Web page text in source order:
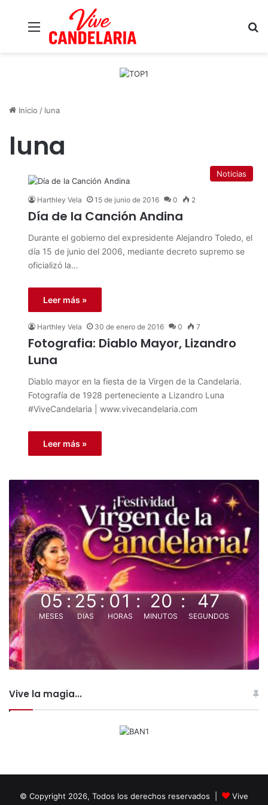
Inicio / luna
luna
Noticias
Harthley Vela 15 de junio de 2016 0 2
Día de la Canción Andina
Durante el gobierno del expresidente Alejandro Toledo, el
día 15 de junio del 2006, mediante decreto supremo se
oficializó la…
Leer más »
Harthley Vela 30 de enero de 2016 0 7
Fotografia: Diablo Mayor, Lizandro
Luna
Diablo mayor en la fiesta de la Virgen de la Candelaria.
Fotografía de 1928 perteneciente a Lizandro Luna
‪#‎ViveCandelaria‬ | www.vivecandelaria.com
Leer más »
05
MESES
:25
DIAS
:01
HORAS
: 20
MINUTOS
: 47
SEGUNDOS
Vive la magia...
© Copyright 2026, Todos los derechos reservados | Vive